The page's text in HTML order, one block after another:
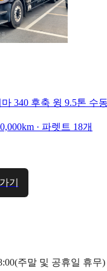
340 후축 윙 9.5톤 수동
· 파렛트 18개
기
주말 및 공휴일 휴무)